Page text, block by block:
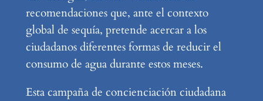
recomendaciones que, ante el contexto
global de sequía, pretende acercar a los
ciudadanos diferentes formas de reducir el
consumo de agua durante estos meses.
Esta campaña de concienciación ciudadana